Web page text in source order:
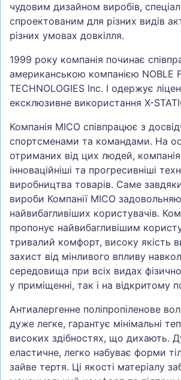
чудовим дизайном виробів,
спроектованим для різних видів
різних умовах довкілля.
1999 року компанія починає
американською компанією NOBLE
TECHNOLOGIES Inc. І одержує
ексклюзивне використання X-
Компанія MICO співпрацює з
спортсменами та командами. На
отриманих від цих людей,
інноваційніші та прогресивніші
виробництва товарів. Саме завдяки
вироби Компанії MICO
найвибагливіших користувачів.
пропонує найвибагливішим
тривалий комфорт, високу якість
захист від мінливого впливу
середовища при всіх видах
у приміщенні, так і на відкритому
Антиалергенне поліпропіленове
дуже легке, гарантує мінімальні
високих здібностях, що дихають.
еластичне, легко набуває форми
зайве тертя. Ці якості матеріалу